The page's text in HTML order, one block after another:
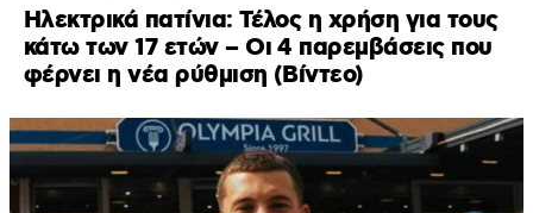
Ηλεκτρικά πατίνια: Τέλος η χρήση για τους
κάτω των 17 ετών – Οι 4 παρεμβάσεις που
φέρνει η νέα ρύθμιση (Βίντεο)